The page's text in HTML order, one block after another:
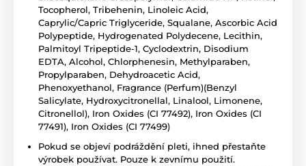
Tocopherol, Tribehenin, Linoleic Acid,
Caprylic/Capric Triglyceride, Squalane, Ascorbic Acid
Polypeptide, Hydrogenated Polydecene, Lecithin,
Palmitoyl Tripeptide-1, Cyclodextrin, Disodium
EDTA, Alcohol, Chlorphenesin, Methylparaben,
Propylparaben, Dehydroacetic Acid,
Phenoxyethanol, Fragrance (Perfum)(Benzyl
Salicylate, Hydroxycitronellal, Linalool, Limonene,
Citronellol), Iron Oxides (CI 77492), Iron Oxides (CI
77491), Iron Oxides (CI 77499)
Pokud se objeví podráždění pleti, ihned přestaňte
výrobek používat. Pouze k zevnímu použití.